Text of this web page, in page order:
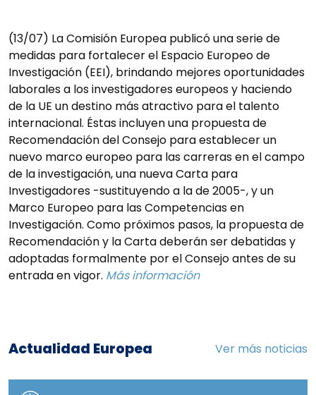
(13/07) La Comisión Europea publicó una serie de
medidas para fortalecer el Espacio Europeo de
Investigación (EEI), brindando mejores oportunidades
laborales a los investigadores europeos y haciendo
de la UE un destino más atractivo para el talento
internacional. Éstas incluyen una propuesta de
Recomendación del Consejo para establecer un
nuevo marco europeo para las carreras en el campo
de la investigación, una nueva Carta para
Investigadores -sustituyendo a la de 2005-, y un
Marco Europeo para las Competencias en
Investigación. Como próximos pasos, la propuesta de
Recomendación y la Carta deberán ser debatidas y
adoptadas formalmente por el Consejo antes de su
entrada en vigor. Más información
Actualidad Europea Ver más noticias